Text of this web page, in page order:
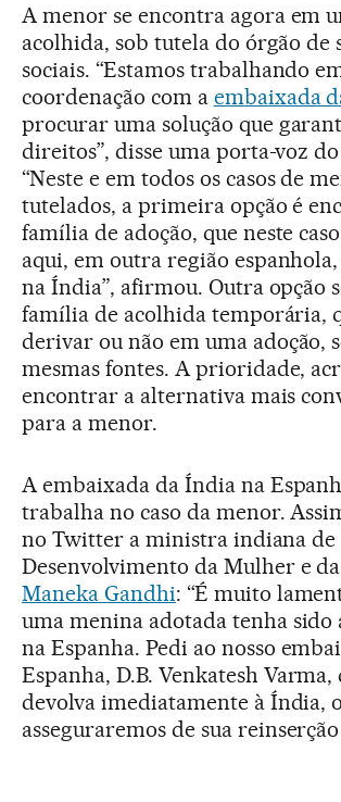
A menor se encontra agora em
acolhida, sob tutela do órgão de
sociais. “Estamos trabalhando
coordenação com a embaixada
procurar uma solução que
direitos”, disse uma porta-voz
“Neste e em todos os casos de
tutelados, a primeira opção é
família de adoção, que neste
aqui, em outra região
na Índia”, afirmou. Outra opção
família de acolhida temporária,
derivar ou não em uma adoção,
mesmas fontes. A prioridade,
encontrar a alternativa mais
para a menor.
A embaixada da Índia na
trabalha no caso da menor.
no Twitter a ministra indiana de
Desenvolvimento da Mulher e
Maneka Gandhi: “É muito
uma menina adotada tenha sido
na Espanha. Pedi ao nosso
Espanha, D.B. Venkatesh Varma,
devolva imediatamente à Índia,
asseguraremos de sua